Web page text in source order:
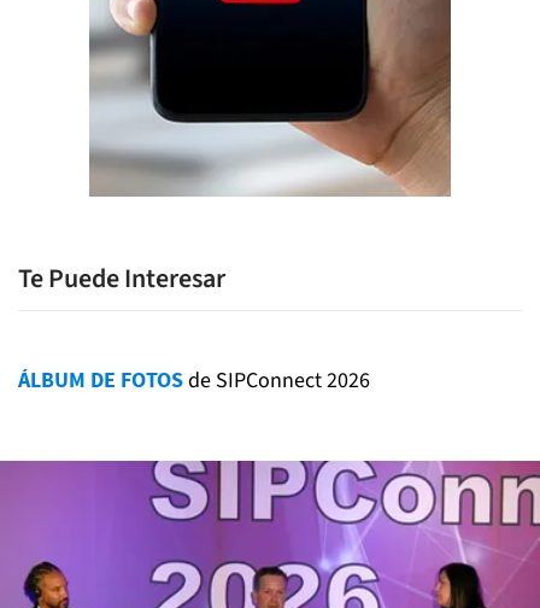
Te Puede Interesar
ÁLBUM DE FOTOSde SIPConnect 2026